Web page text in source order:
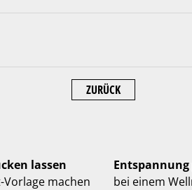
ZURÜCK
lassen
machen
bei einem